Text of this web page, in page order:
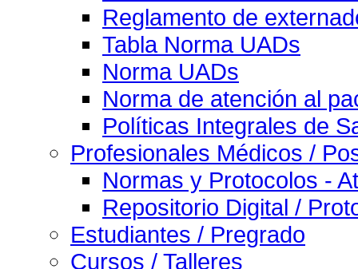
Reglamento de
Tabla Norma UADs
Norma UADs
Norma de atención al
Políticas Integrales de
Profesionales Médicos /
Normas y Protocolos -
Repositorio Digital /
Estudiantes / Pregrado
Cursos / Talleres